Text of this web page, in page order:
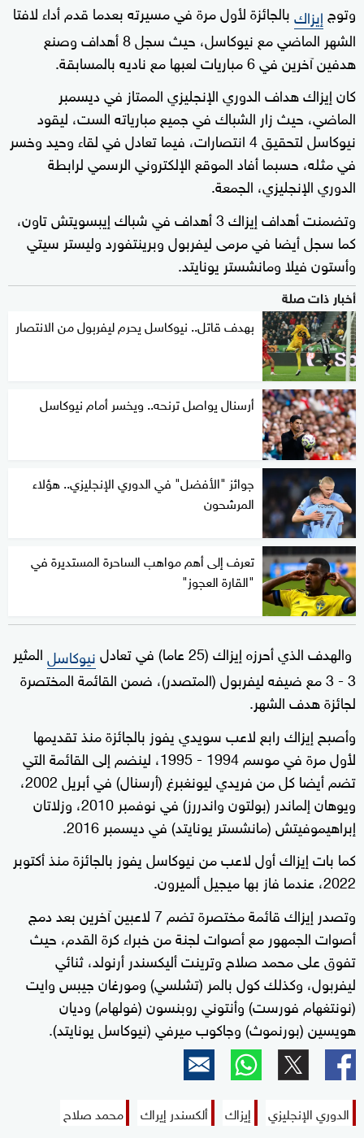
وتوجإيزاكبالجائزة لأول مرة في مسيرته بعدما قدم أداء لافتا
الشهر الماضي مع نيوكاسل، حيث سجل 8 أهداف وصنع
هدفين آخرين في 6 مباريات لعبها مع ناديه بالمسابقة.
كان إيزاك هداف الدوري الإنجليزي الممتاز في ديسمبر
الماضي، حيث زار الشباك في جميع مبارياته الست، ليقود
نيوكاسل لتحقيق 4 انتصارات، فيما تعادل في لقاء وحيد وخسر
في مثله، حسبما أفاد الموقع الإلكتروني الرسمي لرابطة
الدوري الإنجليزي، الجمعة.
وتضمنت أهداف إيزاك 3 أهداف في شباك إيبسويتش تاون،
كما سجل أيضا في مرمى ليفربول وبرينتفورد وليستر سيتي
وأستون فيلا ومانشستر يونايتد.
أخبار ذات صلة
بهدف قاتل.. نيوكاسل يحرم ليفربول من الانتصار
أرسنال يواصل ترنحه.. ويخسر أمام نيوكاسل
جوائز "الأفضل" في الدوري الإنجليزي.. هؤلاء
المرشحون
تعرف إلى أهم مواهب الساحرة المستديرة في
"القارة العجوز"
والهدف الذي أحرزه إيزاك (25 عاما) في تعادل نيوكاسلالمثير
3 - 3 مع ضيفه ليفربول (المتصدر)، ضمن القائمة المختصرة
لجائزة هدف الشهر.
وأصبح إيزاك رابع لاعب سويدي يفوز بالجائزة منذ تقديمها
لأول مرة في موسم 1994 - 1995، لينضم إلى القائمة التي
تضم أيضا كل من فريدي ليونغبرغ (أرسنال) في أبريل 2002،
ويوهان إلماندر (بولتون واندررز) في نوفمبر 2010، وزلاتان
إبراهيموفيتش (مانشستر يونايتد) في ديسمبر 2016.
كما بات إيزاك أول لاعب من نيوكاسل يفوز بالجائزة منذ أكتوبر
2022، عندما فاز بها ميجيل ألميرون.
وتصدر إيزاك قائمة مختصرة تضم 7 لاعبين آخرين بعد دمج
أصوات الجمهور مع أصوات لجنة من خبراء كرة القدم، حيث
تفوق على محمد صلاح وترينت أليكسندر أرنولد، ثنائي
ليفربول، وكذلك كول بالمر (تشلسي) ومورغان جيبس وايت
(نونتغهام فورست) وأنتوني روبنسون (فولهام) وديان
هويسين (بورنموث) وجاكوب ميرفي (نيوكاسل يونايتد).
الدوري الإنجليزي إيزاك ألكسندر إيراك محمد صلاح